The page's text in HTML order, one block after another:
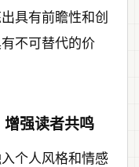
具有前瞻性和创
不可替代的价
强读者共鸣
个人风格和情感